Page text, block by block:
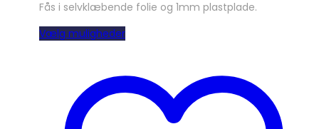
Fås i selvklæbende folie og 1mm plastplade.
Vælg mulighederDette
flere
varianter.
Mulighederne